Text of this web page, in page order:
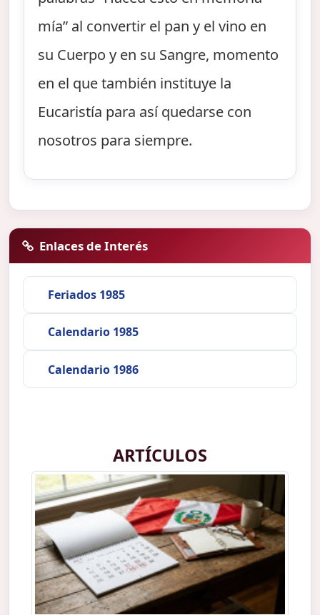
mía” al convertir el pan y el vino en
su Cuerpo y en su Sangre, momento
en el que también instituye la
Eucaristía para así quedarse con
nosotros para siempre.
Enlaces de Interés
Feriados 1985
Calendario 1985
Calendario 1986
ARTÍCULOS